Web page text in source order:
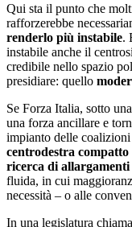
Qui sta il punto che
rafforzerebbe
renderlo più instabile.
instabile anche il
credibile nello spazio
presidiare: quello
Se Forza Italia, sotto
una forza ancillare e
impianto delle
centrodestra
ricerca di allargamenti
fluida, in cui
necessità – o alle
In una legislatura